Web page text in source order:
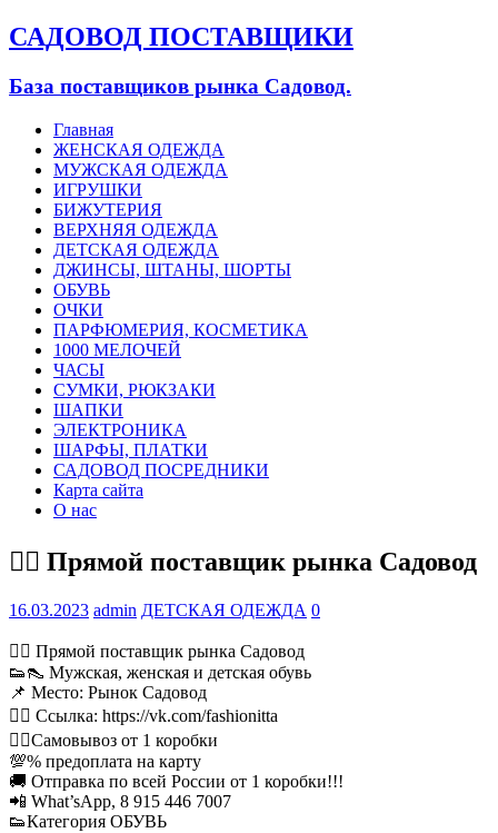
САДОВОД ПОСТАВЩИКИ
База поставщиков рынка Садовод.
Главная
ЖЕНСКАЯ ОДЕЖДА
МУЖСКАЯ ОДЕЖДА
ИГРУШКИ
БИЖУТЕРИЯ
ВЕРХНЯЯ ОДЕЖДА
ДЕТСКАЯ ОДЕЖДА
ДЖИНСЫ, ШТАНЫ, ШОРТЫ
ОБУВЬ
ОЧКИ
ПАРФЮМЕРИЯ, КОСМЕТИКА
1000 МЕЛОЧЕЙ
ЧАСЫ
СУМКИ, РЮКЗАКИ
ШАПКИ
ЭЛЕКТРОНИКА
ШАРФЫ, ПЛАТКИ
САДОВОД ПОСРЕДНИКИ
Карта сайта
О нас
💁‍♂ Прямой поставщик рынка Садовод
16.03.2023 admin ДЕТСКАЯ ОДЕЖДА 0
💁‍♂ Прямой поставщик рынка Садовод
👟👠 Мужская, женская и детская обувь
📌 Место: Рынок Садовод
👉🏻 Ссылка: https://vk.com/fashionitta
🏃‍♂Самовывоз от 1 коробки
💯% предоплата на карту
🚚 Отправка по всей России от 1 коробки!!!
📲 What’sApp, 8 915 446 7007
👟Категория ОБУВЬ